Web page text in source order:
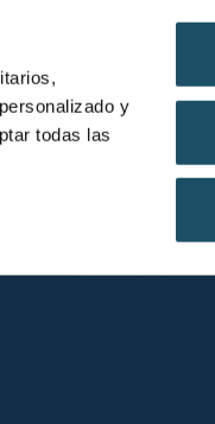
y
todas las
de Catalogne.
de ses
découlant